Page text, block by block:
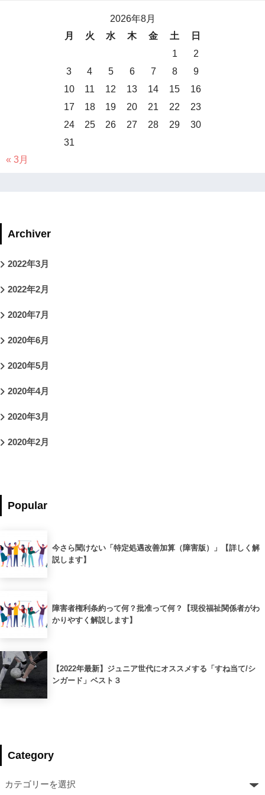
2026年8月
月
火 水 木 金 土
日
1
2
3
4 5 6 7 8
9
10
11 12 13 14 15
16
17
18 19 20 21 22
23
24
25 26 27 28 29
30
31
« 3月
Archiver
2022年3月
2022年2月
2020年7月
2020年6月
2020年5月
2020年4月
2020年3月
2020年2月
Popular
今さら聞けない「特定処遇改善加算（障害版）」【詳しく解
説します】
障害者権利条約って何？批准って何？【現役福祉関係者がわ
かりやすく解説します】
【2022年最新】ジュニア世代にオススメする「すね当て/シ
ンガード」ベスト３
Category